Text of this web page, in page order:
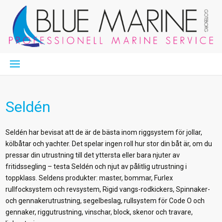
Seldén
Seldén har bevisat att de är de bästa inom riggsystem för jollar,
kölbåtar och yachter. Det spelar ingen roll hur stor din båt är, om du
pressar din utrustning till det yttersta eller bara njuter av
fritidssegling – testa Seldén och njut av pålitlig utrustning i
toppklass. Seldens produkter: master, bommar, Furlex
rullfocksystem och revsystem, Rigid vangs-rodkickers, Spinnaker-
och gennakerutrustning, segelbeslag, rullsystem för Code O och
gennaker, riggutrustning, vinschar, block, skenor och travare,